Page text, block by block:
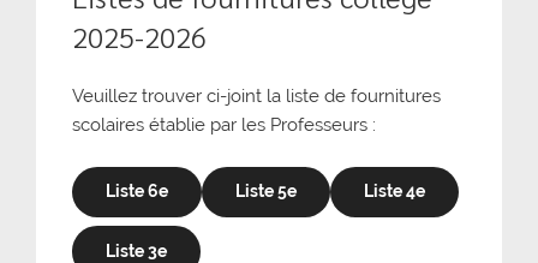
2025-2026
Veuillez trouver ci-joint la liste de fournitures
scolaires établie par les Professeurs :
Liste 6e Liste 5e Liste 4e
Liste 3e